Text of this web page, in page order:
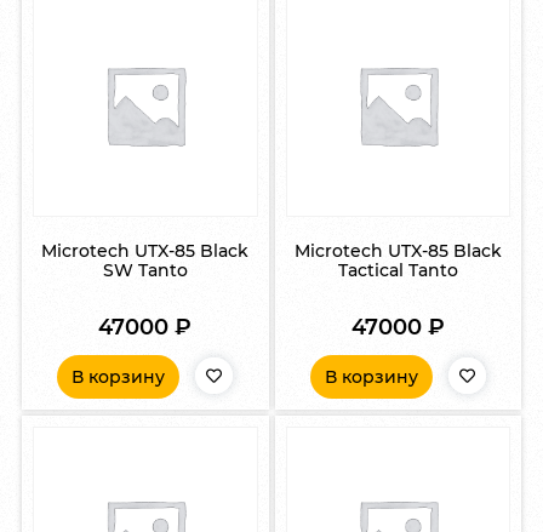
Microtech UTX-85 Black
SW Tanto
47000₽
В корзину
Microtech UTX-85 Black
Tactical Tanto
47000 ₽
В корзину